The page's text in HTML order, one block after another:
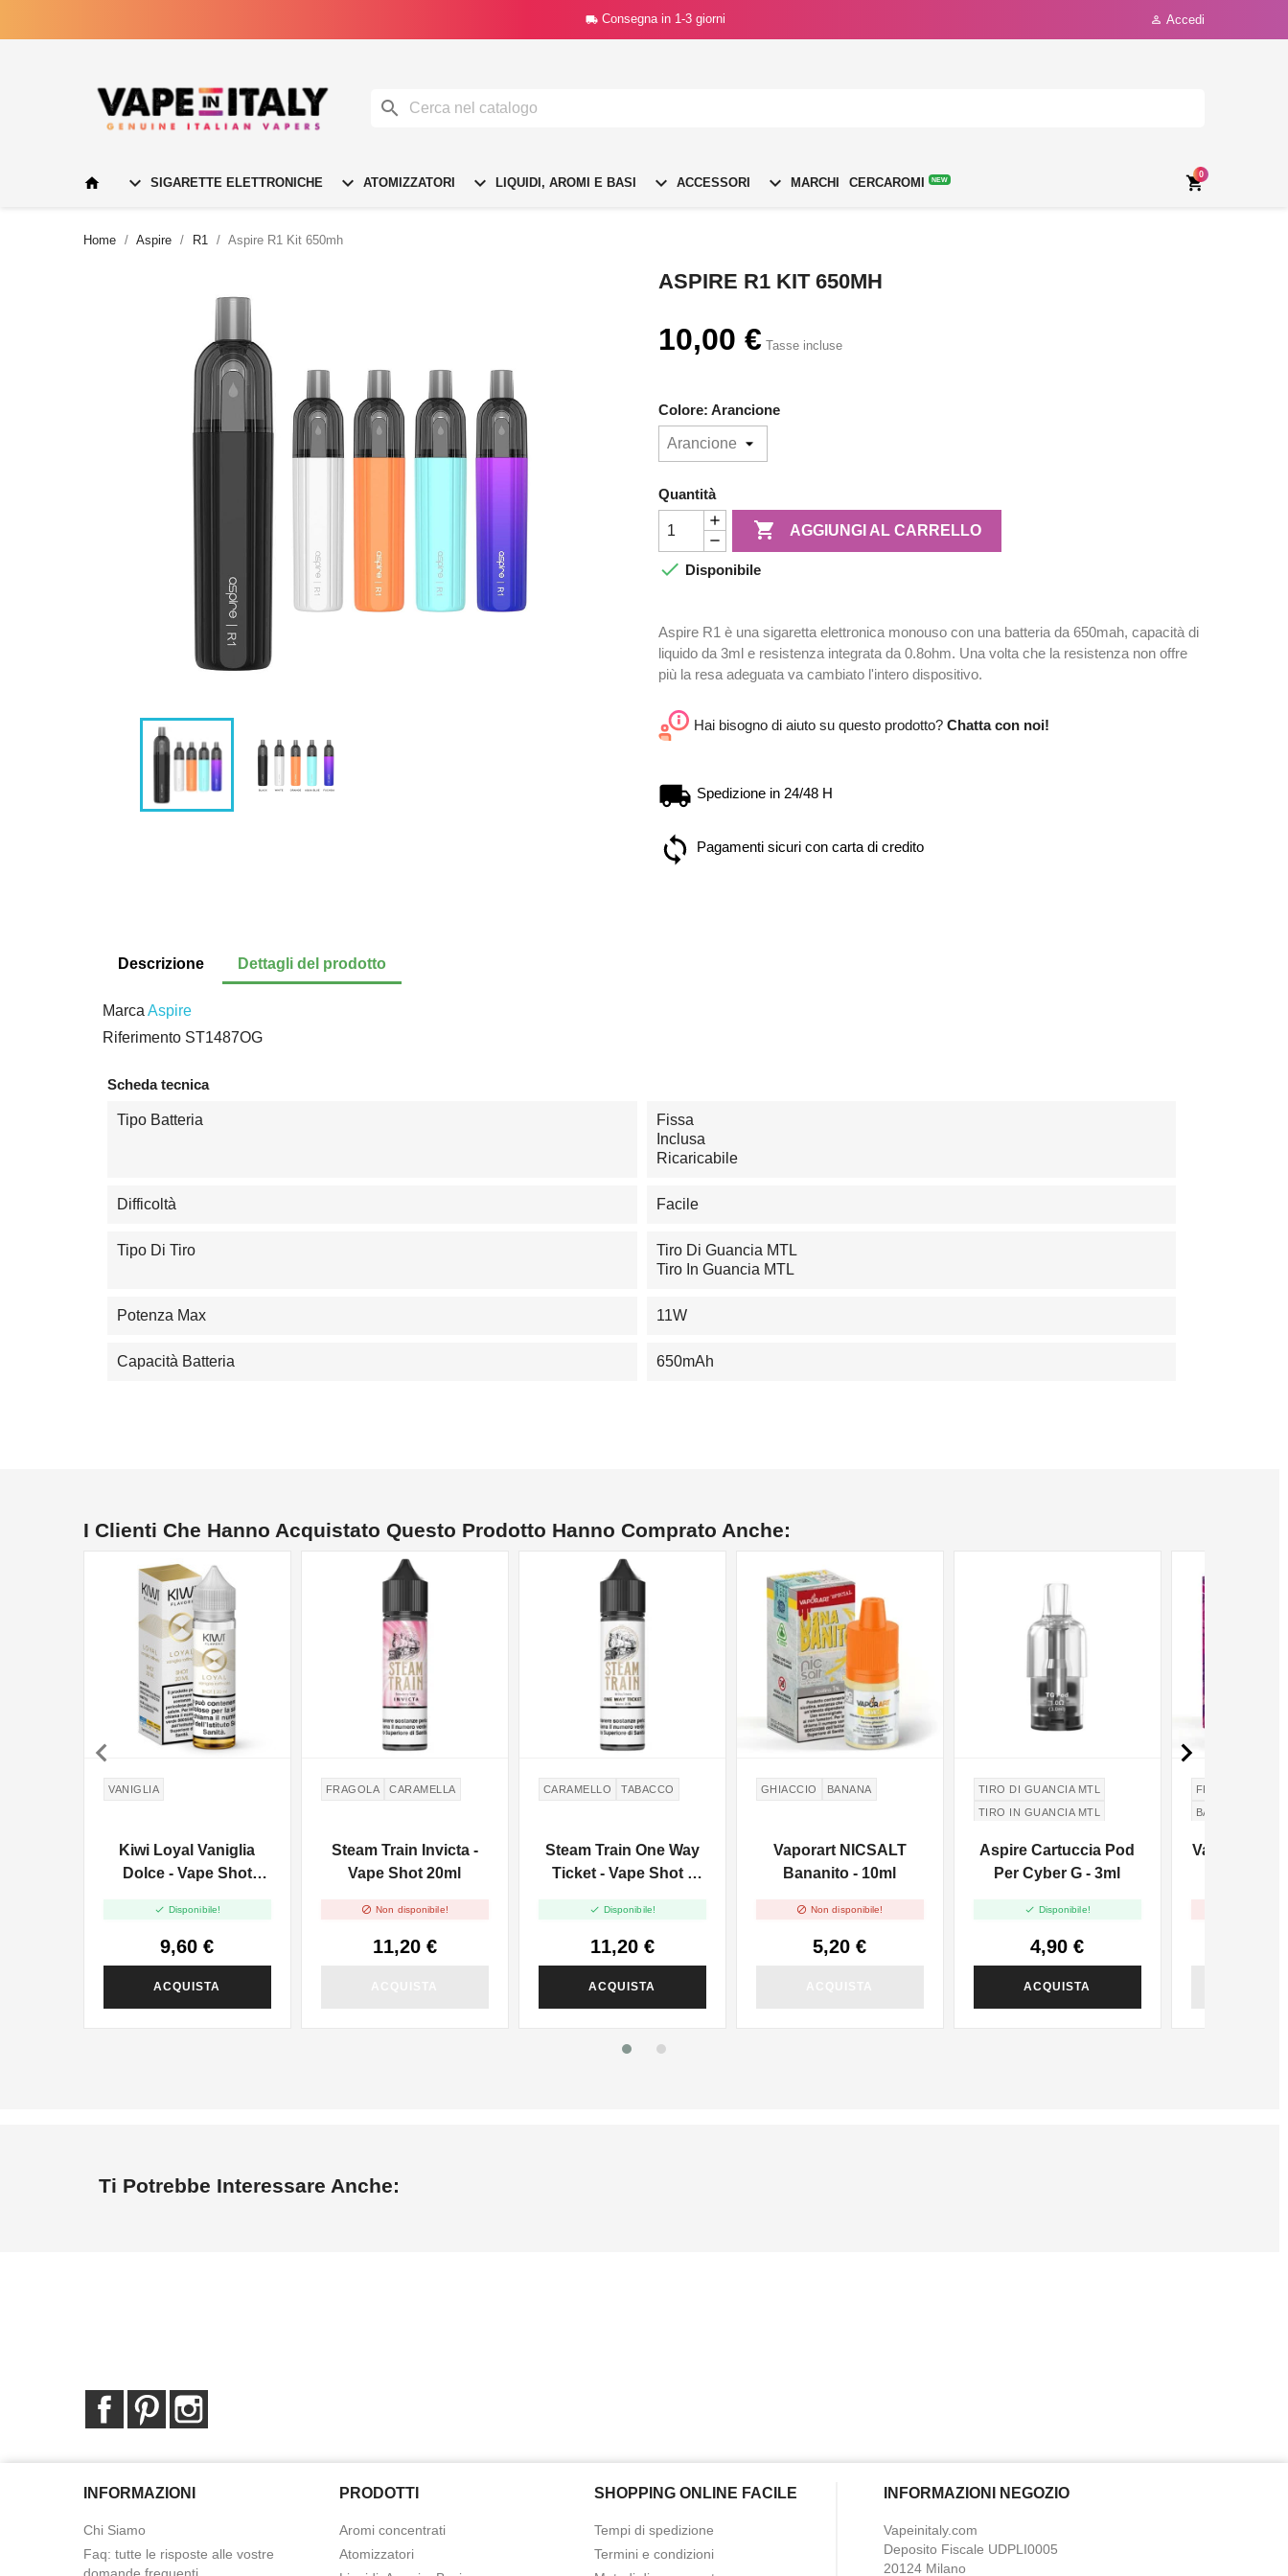
 Consegna in 1-3 giorni  Accedi

  SIGARETTE ELETTRONICHE  ATOMIZZATORI  LIQUIDI, AROMI E BASI  ACCESSORI  MARCHI CERCAROMI NEW 
0
Home Aspire R1 Aspire R1 Kit 650mh
ASPIRE R1 KIT 650MH
10,00 € Tasse incluse
Colore: Arancione
Quantità
 AGGIUNGI AL CARRELLO
 Disponibile
Aspire R1 è una sigaretta elettronica monouso con una batteria da 650mah, capacità di
liquido da 3ml e resistenza integrata da 0.8ohm. Una volta che la resistenza non offre
più la resa adeguata va cambiato l'intero dispositivo.
Hai bisogno di aiuto su questo prodotto? Chatta con noi!
Spedizione in 24/48 H
Pagamenti sicuri con carta di credito
Descrizione Dettagli del prodotto
Marca Aspire
Riferimento ST1487OG
Scheda tecnica
Tipo Batteria
Fissa
Inclusa
Ricaricabile
Difficoltà Facile
Tipo Di Tiro
Tiro Di Guancia MTL
Tiro In Guancia MTL
Potenza Max 11W
Capacità Batteria 650mAh
I Clienti Che Hanno Acquistato Questo Prodotto Hanno Comprato Anche:
VANIGLIA
Kiwi Loyal Vaniglia
Dolce - Vape Shot
 Disponibile!
9,60 €
ACQUISTA
FRAGOLA CARAMELLA
Steam Train Invicta -
Vape Shot 20ml
 Non disponibile!
11,20 €
NON DISPONIBILE
CARAMELLO TABACCO
Steam Train One Way
Ticket - Vape Shot -
 Disponibile!
11,20 €
ACQUISTA
GHIACCIO BANANA
Vaporart NICSALT
Bananito - 10ml
 Non disponibile!
5,20 €
NON DISPONIBILE
TIRO DI GUANCIA MTL
TIRO IN GUANCIA MTL
Aspire Cartuccia Pod
Per Cyber G - 3ml
 Disponibile!
4,90 €
ACQUISTA
FRUTTI DI
BACCHE SCURE
BACCHE ROSSE
Vaporart
 
Ti Potrebbe Interessare Anche:
FacebookPinterest
INFORMAZIONI
Chi Siamo
Faq: tutte le risposte alle vostre
PRODOTTI
Aromi concentrati
Atomizzatori
SHOPPING ONLINE FACILE
Tempi di spedizione
Termini e condizioni
INFORMAZIONI NEGOZIO
Vapeinitaly.com
Deposito Fiscale UDPLI0005
20124 Milano